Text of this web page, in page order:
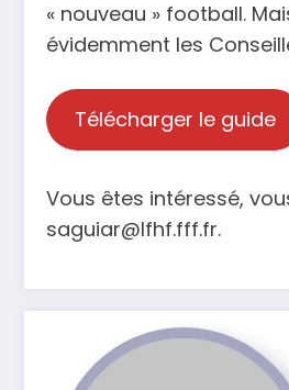
« nouveau » football.
évidemment les
Télécharger le guide
Vous êtes intéressé,
saguiar@lfhf.fff.fr.